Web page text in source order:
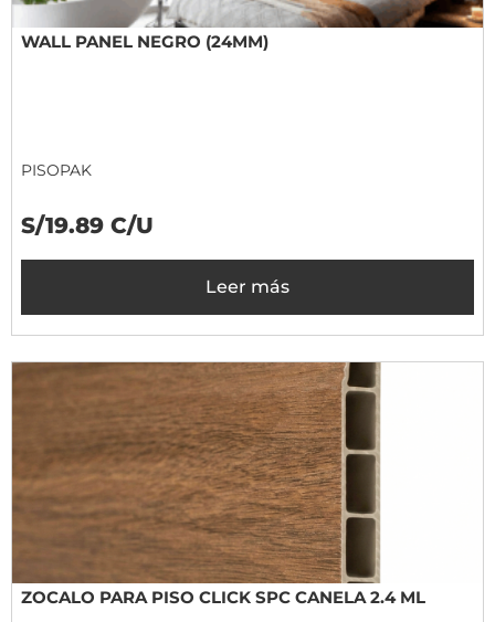
WALL PANEL NEGRO (24MM)
PISOPAK
S/19.89 C/U
Leer más
ZOCALO PARA PISO CLICK SPC CANELA 2.4 ML